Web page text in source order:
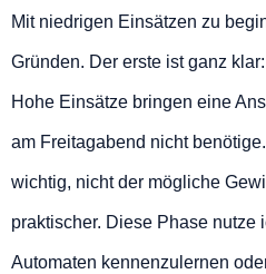
Mit niedrigen Einsätzen zu
Gründen. Der erste ist ganz
Hohe Einsätze bringen eine
am Freitagabend nicht
wichtig, nicht der mögliche
praktischer. Diese Phase nutze
Automaten kennenzulernen